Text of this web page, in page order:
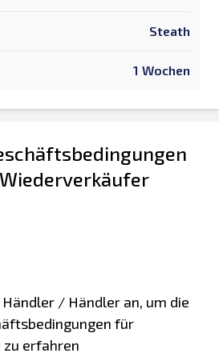
Steath
1 Wochen
/ Händler an, um die
für
zu erfahren